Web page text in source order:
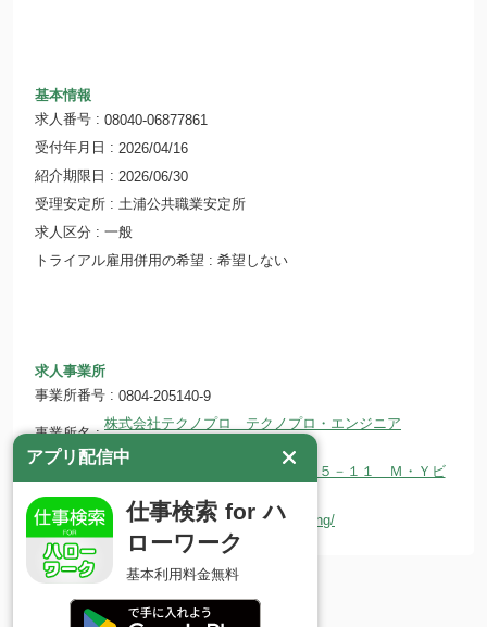
基本情報
求人番号
08040-06877861
受付年月日
2026/04/16
紹介期限日
2026/06/30
受理安定所
土浦公共職業安定所
求人区分
一般
トライアル雇用併用の希望
希望しない
求人事業所
事業所番号
0804-205140-9
事業所名
株式会社テクノプロ テクノプロ・エンジニア
〒300-0037 茨城県土浦市桜町１－１５－１１ Ｍ・Ｙビ
ホームページ
https://www.technopro.com/eng/
アプリ配信中
仕事検索 for ハ
ローワーク
基本利用料金無料